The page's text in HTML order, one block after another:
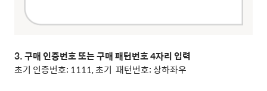
3. 구매 인증번호 또는 구매 패턴번호 4자리 입력
초기 인증번호: 1111, 초기 패턴번호: 상하좌우